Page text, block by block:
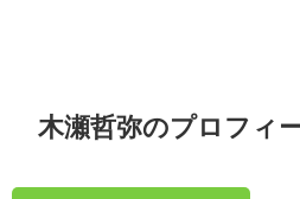
木瀬哲弥のプロフィ